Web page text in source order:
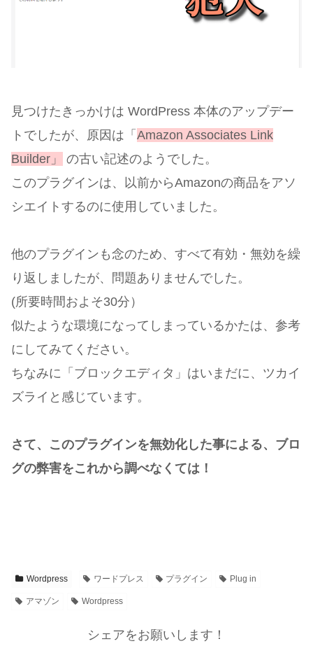
見つけたきっかけは WordPress 本体のアップデー
トでしたが、原因は「 Amazon Associates Link
Builder」
の古い記述のようでした。
このプラグインは、以前からAmazonの商品をアソ
シエイトするのに使用していました。
他のプラグインも念のため、すべて有効・無効を繰
り返しましたが、問題ありませんでした。
(所要時間およそ30分）
似たような環境になってしまっているかたは、参考
にしてみてください。
ちなみに「ブロックエディタ」はいまだに、ツカイ
ズライと感じています。
さて、このプラグインを無効化した事による、ブロ
グの弊害をこれから調べなくては！
Wordpress ワードプレス プラグイン Plug in
アマゾン Wordpress
シェアをお願いします！